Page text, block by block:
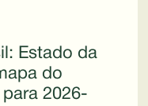
Estado da
do
2026-